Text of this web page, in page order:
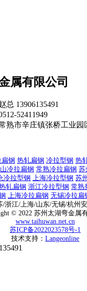
属有限公司
总 13906135491
52411949
熟市辛庄镇张桥工业园
钢 热轧扁钢 冷拉型钢 热
冷拉扁钢 常熟冷拉扁钢 苏
冷拉型钢 上海冷拉型钢 苏
轧扁钢 浙江冷拉型钢 常熟
上海冷拉扁钢 无锡冷拉扁
/浙江/上海/山东/无锡/杭州
© 2022 苏州太湖弯金属
www.taihuwan.net.cn
苏ICP备2022023578号-1
技术支持： Langeonline